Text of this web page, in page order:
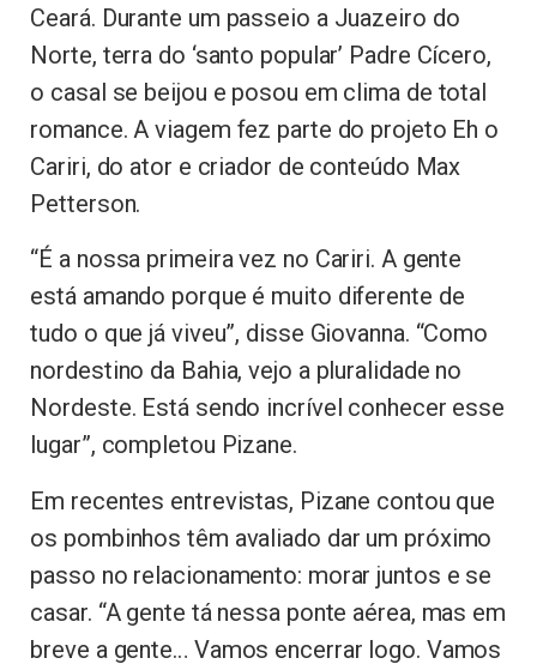
Ceará. Durante um passeio a Juazeiro do
Norte, terra do ‘santo popular’ Padre Cícero,
o casal se beijou e posou em clima de total
romance. A viagem fez parte do projeto Eh o
Cariri, do ator e criador de conteúdo Max
Petterson.
“É a nossa primeira vez no Cariri. A gente
está amando porque é muito diferente de
tudo o que já viveu”, disse Giovanna. “Como
nordestino da Bahia, vejo a pluralidade no
Nordeste. Está sendo incrível conhecer esse
lugar”, completou Pizane.
Em recentes entrevistas, Pizane contou que
os pombinhos têm avaliado dar um próximo
passo no relacionamento: morar juntos e se
casar. “A gente tá nessa ponte aérea, mas em
breve a gente… Vamos encerrar logo. Vamos